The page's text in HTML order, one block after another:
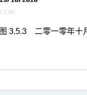
图 3.5.3 二零一零年十